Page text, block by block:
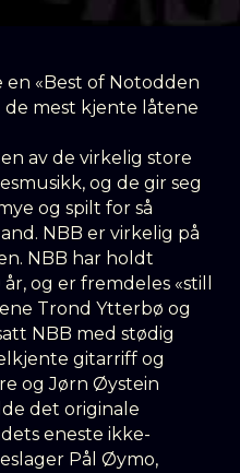
en «Best of Notodden
mest kjente låtene
av de virkelig store
og de gir seg
og spilt for så
NBB er virkelig på
NBB har holdt
og er fremdeles «still
Trond Ytterbø og
NBB med stødig
gitarriff og
og Jørn Øystein
det originale
eneste ikke-
Pål Øymo,